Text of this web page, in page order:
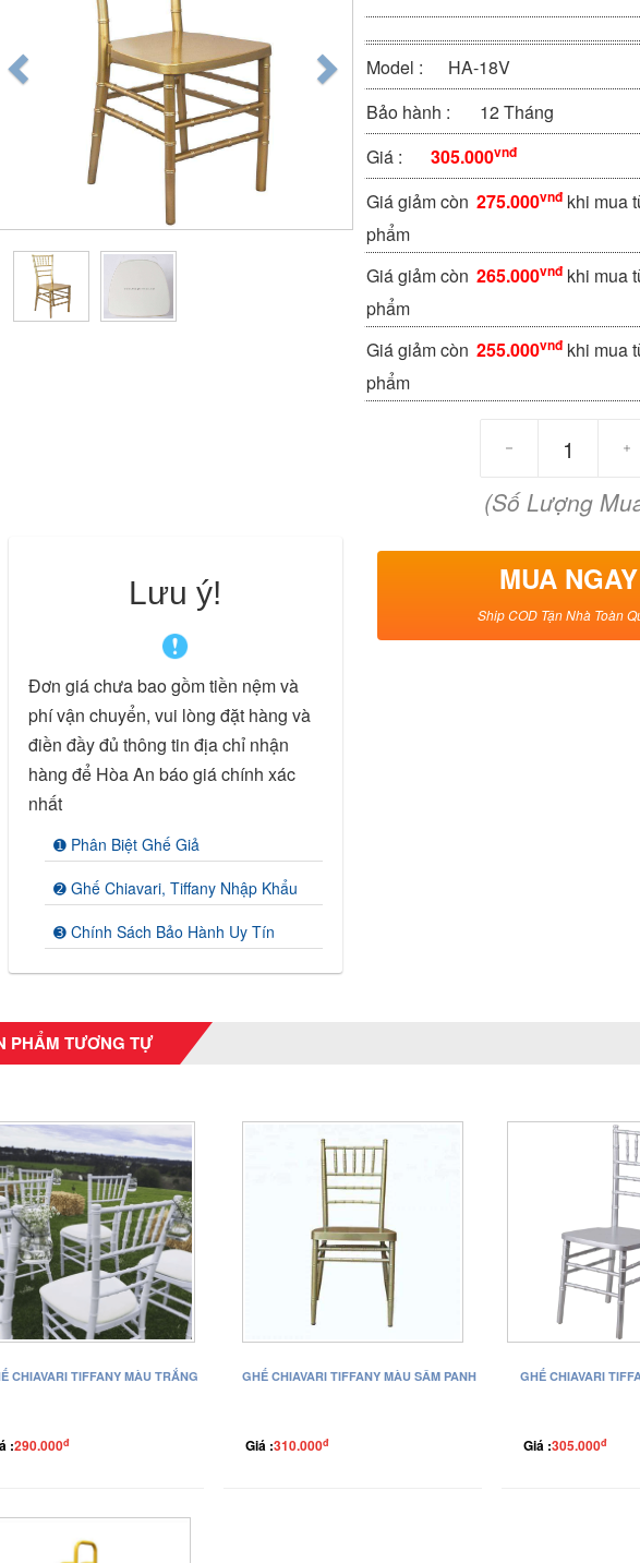
Lưu ý!
Đơn giá chưa bao gồm tiền nệm và
phí vận chuyển, vui lòng đặt hàng và
điền đầy đủ thông tin địa chỉ nhận
hàng để Hòa An báo giá chính xác
nhất
➊ Phân Biệt Ghế Giả
➋ Ghế Chiavari, Tiffany Nhập Khẩu
➌ Chính Sách Bảo Hành Uy Tín
Model :
HA-18V
Bảo hành :
12 Tháng
Giá :
305.000vnđ
Giá giảm còn 275.000vnđkhi mua
phẩm
Giá giảm còn 265.000vnđkhi mua
phẩm
Giá giảm còn 255.000vnđkhi mua
phẩm
(Số Lượng
MUA NGAY
Ship COD Tận Nhà Toàn
PHẨM TƯƠNG TỰ
CHIAVARI TIFFANY MÀU TRẮNG
:290.000đ
GHẾ CHIAVARI TIFFANY MÀU SÂM PANH
Giá :310.000đ
GHẾ CHIAVARI
Giá :305.000đ